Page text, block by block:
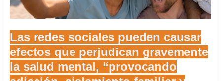
Las redes sociales pueden causar
efectos que perjudican gravemente
la salud mental, “provocando